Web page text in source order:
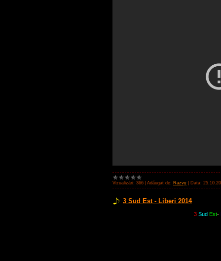
Vizualizări: 366 Adăugat de: Razvy Data:
3 Sud Est - Liberi 2014
3 Sud Est-